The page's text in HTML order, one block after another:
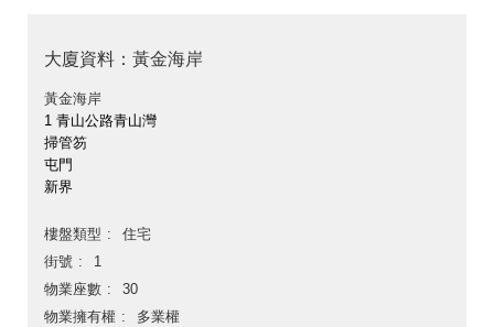
大廈資料：黃金海岸
黃金海岸
1 青山公路青山灣
掃管笏
屯門
新界
樓盤類型
住宅
街號
1
物業座數
30
物業擁有權
多業權